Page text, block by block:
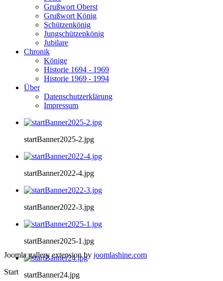
Grußwort Oberst
Grußwort König
Schützenkönig
Jungschützenkönig
Jubilare
Chronik
Könige
Historie 1694 - 1969
Historie 1969 - 1994
Über
Datenschutzerklärung
Impressum
startBanner2025-2.jpg
startBanner2022-4.jpg
startBanner2022-3.jpg
startBanner2025-1.jpg
startBanner24.jpg
Joomla gallery extension by joomlashine.com
Start